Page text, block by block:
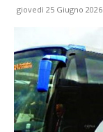
giovedì 25 Giugno 2026